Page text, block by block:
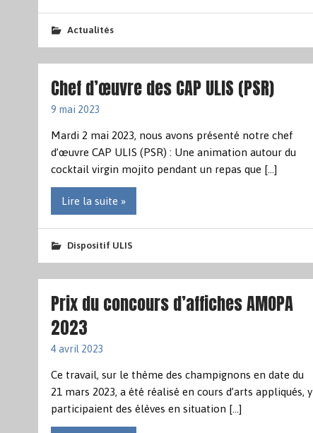
Actualités
Chef d’œuvre des CAP ULIS (PSR)
9 mai 2023
Mardi 2 mai 2023, nous avons présenté notre chef
d’œuvre CAP ULIS (PSR) : Une animation autour du
cocktail virgin mojito pendant un repas que […]
Lire la suite »
Dispositif ULIS
Prix du concours d’affiches AMOPA
2023
4 avril 2023
Ce travail, sur le thème des champignons en date du
21 mars 2023, a été réalisé en cours d’arts appliqués, y
participaient des élèves en situation […]